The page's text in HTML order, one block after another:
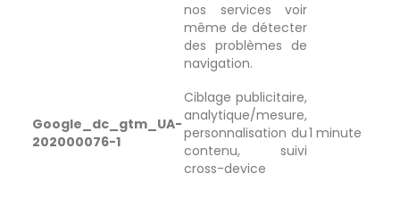
nos services voir
même de détecter
des problèmes de
navigation.
Google_dc_gtm_UA-
202000076-1
Ciblage publicitaire,
analytique/mesure,
personnalisation du
contenu, suivi
cross-device
1 minute